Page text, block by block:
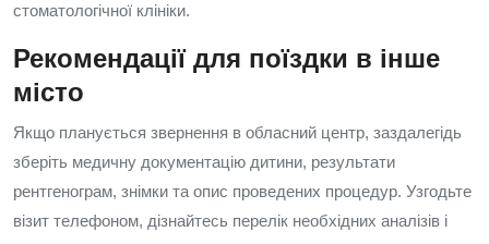
стоматологічної клініки.
Рекомендації для поїздки в інше
місто
Якщо планується звернення в обласний центр, заздалегідь
зберіть медичну документацію дитини, результати
рентгенограм, знімки та опис проведених процедур. Узгодьте
візит телефоном, дізнайтесь перелік необхідних аналізів і